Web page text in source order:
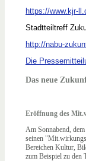
https://www.kjr-
Stadtteiltreff
http://nabu-
Die
Das neue
Eröffnung des
Am Sonnabend,
seinen
Bereichen Kultur,
zum Beispiel zu den